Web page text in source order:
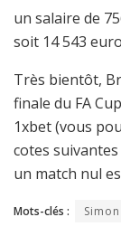
un salaire de
soit 14 543
Très bientôt,
finale du FA
1xbet (vous
cotes
un match nul
Mots-clés :